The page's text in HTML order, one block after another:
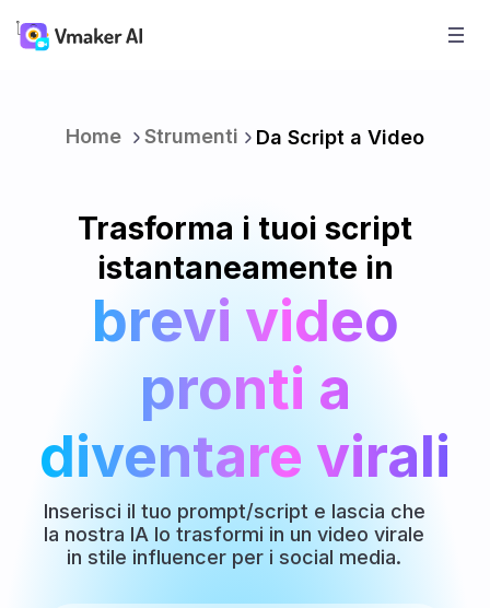
Home Strumenti Da Script a Video
Trasforma i tuoi script
istantaneamente in
brevi video
pronti a
diventare virali
Inserisci il tuo prompt/script e lascia che
la nostra IA lo trasformi in un video virale
in stile influencer per i social media.